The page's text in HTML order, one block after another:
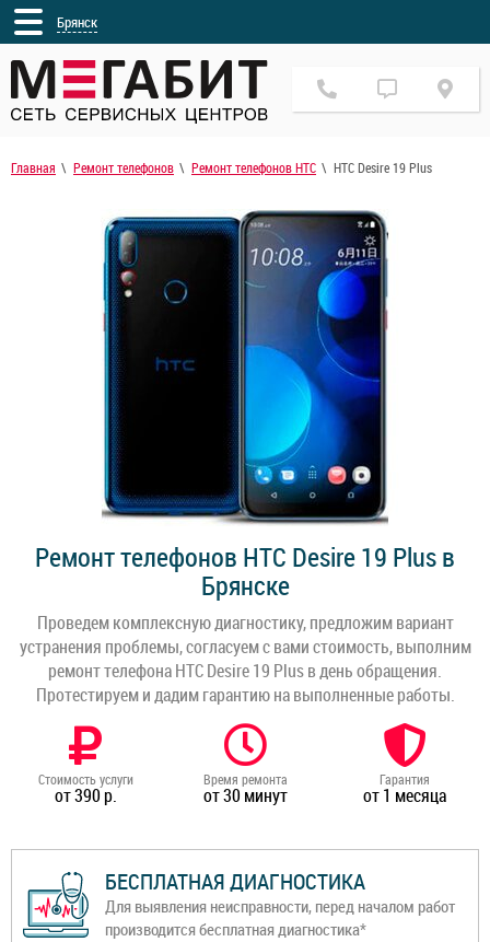
Брянск
Главная Ремонт телефонов Ремонт телефонов HTC HTC Desire 19 Plus
Ремонт телефонов HTC Desire 19 Plus в
Брянске
Проведем комплексную диагностику, предложим вариант
устранения проблемы, согласуем с вами стоимость, выполним
ремонт телефона HTC Desire 19 Plus в день обращения.
Протестируем и дадим гарантию на выполненные работы.
Стоимость услуги
от 390 р.
Время ремонта
от 30 минут
Гарантия
от 1 месяца
БЕСПЛАТНАЯ ДИАГНОСТИКА
Для выявления неисправности, перед началом работ
производится бесплатная диагностика*